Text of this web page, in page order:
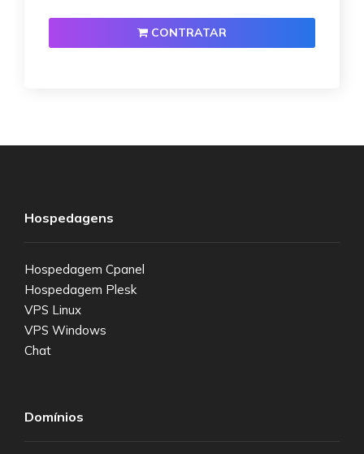
CONTRATAR
Hospedagens
Hospedagem Cpanel
Hospedagem Plesk
VPS Linux
VPS Windows
Chat
Domínios